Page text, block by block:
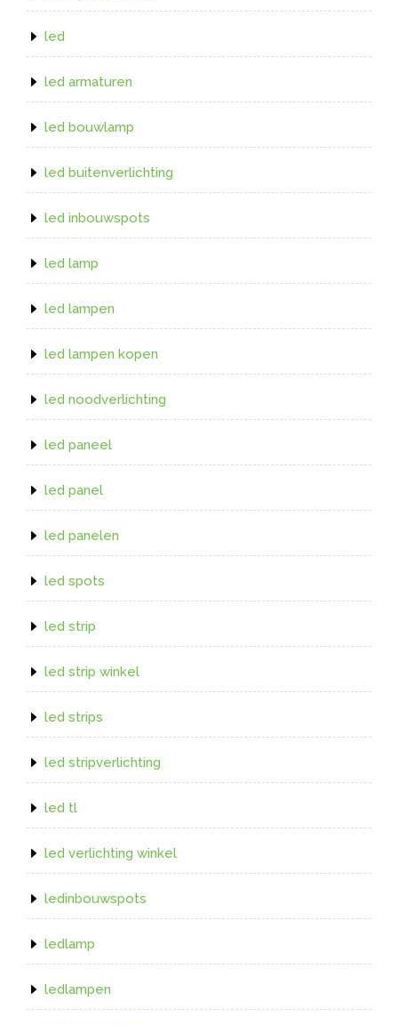
led
led armaturen
led bouwlamp
led buitenverlichting
led inbouwspots
led lamp
led lampen
led lampen kopen
led noodverlichting
led paneel
led panel
led panelen
led spots
led strip
led strip winkel
led strips
led stripverlichting
led tl
led verlichting winkel
ledinbouwspots
ledlamp
ledlampen